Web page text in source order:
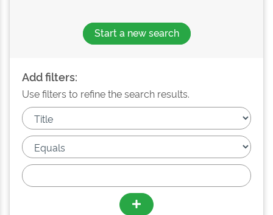
Start a new search
Add filters:
Use filters to refine the search results.